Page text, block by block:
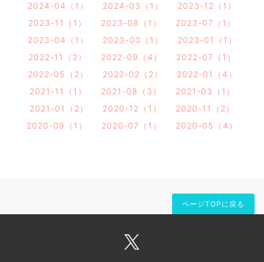
2024-04（1）
2024-03（1）
2023-12（1）
2023-11（1）
2023-08（1）
2023-07（1）
2023-04（1）
2023-03（1）
2023-01（1）
2022-11（2）
2022-09（4）
2022-07（1）
2022-05（2）
2022-02（2）
2022-01（4）
2021-11（1）
2021-08（3）
2021-03（1）
2021-01（2）
2020-12（1）
2020-11（2）
2020-09（1）
2020-07（1） 2020-05（4）
ページTOPに戻る